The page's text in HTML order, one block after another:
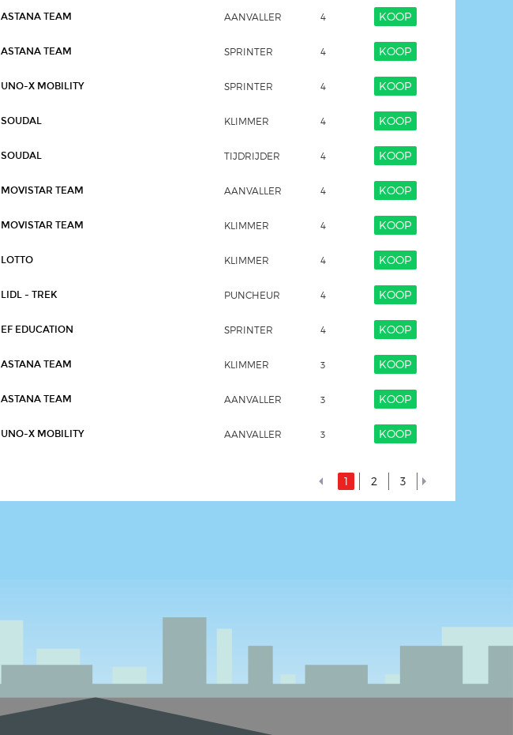
ASTANA TEAM AANVALLER 4 KOOP
ASTANA TEAM SPRINTER 4 KOOP
UNO-X MOBILITY SPRINTER 4 KOOP
SOUDAL KLIMMER 4 KOOP
SOUDAL TIJDRIJDER 4 KOOP
MOVISTAR TEAM AANVALLER 4 KOOP
MOVISTAR TEAM KLIMMER 4 KOOP
LOTTO KLIMMER 4 KOOP
LIDL - TREK PUNCHEUR 4 KOOP
EF EDUCATION SPRINTER 4 KOOP
ASTANA TEAM KLIMMER 3 KOOP
ASTANA TEAM AANVALLER 3 KOOP
UNO-X MOBILITY AANVALLER 3 KOOP
1 2 3